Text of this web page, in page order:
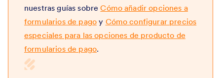
nuestras guías sobreCómo añadir opciones a
formularios de pago y Cómo configurar precios
especiales para las opciones de producto de
formularios de pago.